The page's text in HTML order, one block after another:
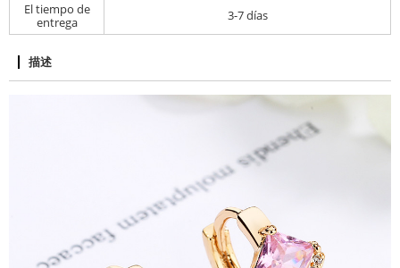
El tiempo de
entrega
3-7 días
描述